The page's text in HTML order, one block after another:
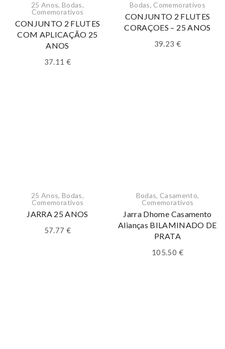
25 Anos,Bodas,
Comemorativos
CONJUNTO 2 FLUTES
COM APLICAÇÃO 25
ANOS
37.11 €
Bodas, Comemorativos
CONJUNTO 2 FLUTES
CORAÇOES – 25 ANOS
39.23 €
25 Anos,Bodas,
Comemorativos
JARRA 25 ANOS
57.77 €
Bodas, Casamento,
Comemorativos
Jarra Dhome Casamento
Alianças BILAMINADO DE
PRATA
105.50 €